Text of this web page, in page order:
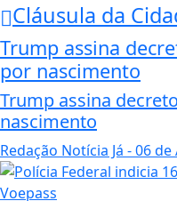
Cláusula da
Trump assina
por nascimento
Trump assina
nascimento
Redação Notícia Já - 06 de